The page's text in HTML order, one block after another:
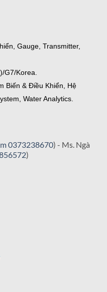
Gauge, Transmitter,
G7/Korea.
Biến & Điều Khiển, Hệ
Water Analytics.
0373238670) - Ms. Ngà
)